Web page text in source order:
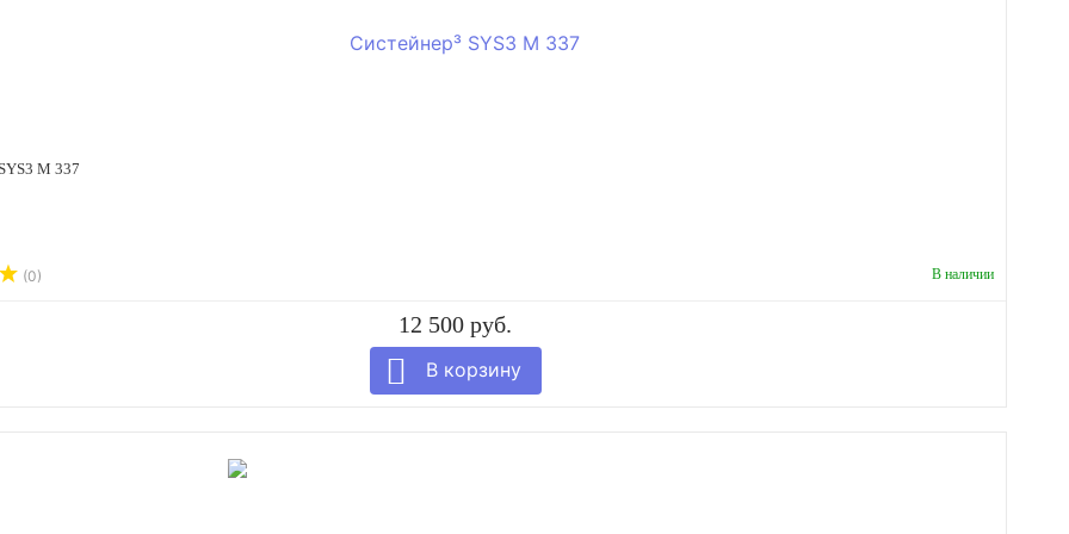
M 337
(0) В наличии
12 500 руб.